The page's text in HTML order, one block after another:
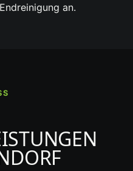
an.